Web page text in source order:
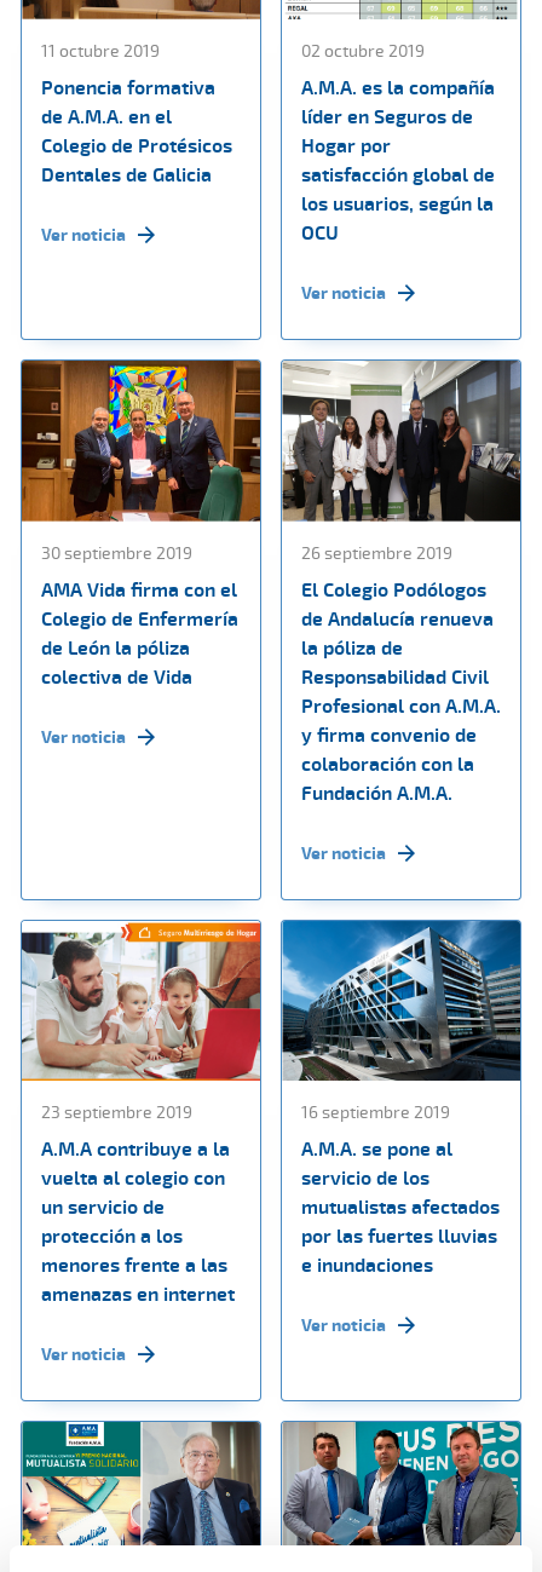
11 octubre 2019
Ponencia formativa
de A.M.A. en el
Colegio de Protésicos
Dentales de Galicia
Ver noticia
02 octubre 2019
A.M.A. es la compañía
líder en Seguros de
Hogar por
satisfacción global de
los usuarios, según la
OCU
Ver noticia
30 septiembre 2019
AMA Vida firma con el
Colegio de Enfermería
de León la póliza
colectiva de Vida
Ver noticia
26 septiembre 2019
El Colegio Podólogos
de Andalucía renueva
la póliza de
Responsabilidad Civil
Profesional con A.M.A.
y firma convenio de
colaboración con la
Fundación A.M.A.
Ver noticia
23 septiembre 2019
A.M.A contribuye a la
vuelta al colegio con
un servicio de
protección a los
menores frente a las
amenazas en internet
Ver noticia
16 septiembre 2019
A.M.A. se pone al
servicio de los
mutualistas afectados
por las fuertes lluvias
e inundaciones
Ver noticia